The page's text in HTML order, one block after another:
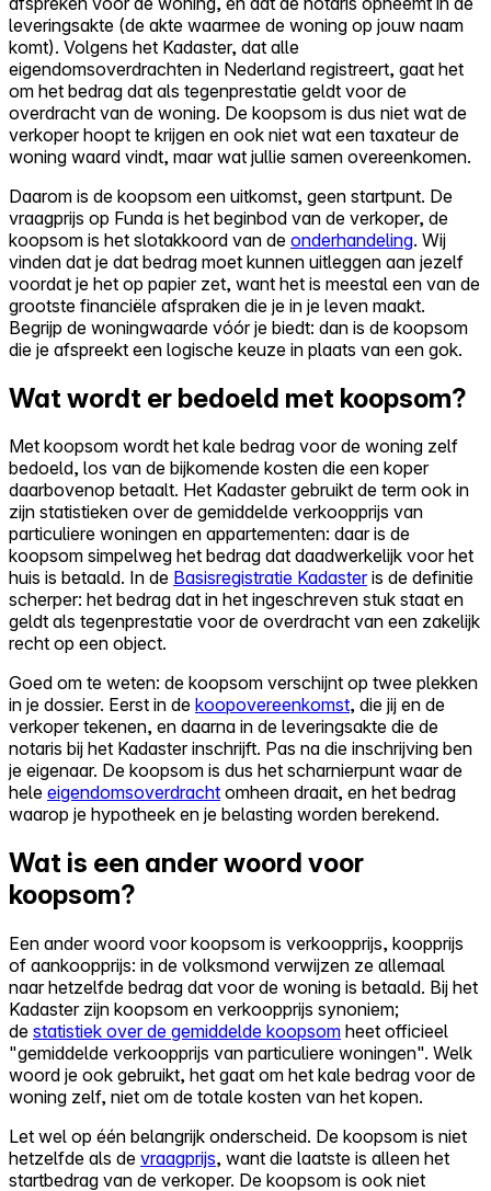
leveringsakte (de akte waarmee de woning op jouw naam
komt). Volgens het Kadaster, dat alle
eigendomsoverdrachten in Nederland registreert, gaat het
om het bedrag dat als tegenprestatie geldt voor de
overdracht van de woning. De koopsom is dus niet wat de
verkoper hoopt te krijgen en ook niet wat een taxateur de
woning waard vindt, maar wat jullie samen overeenkomen.
Daarom is de koopsom een uitkomst, geen startpunt. De
vraagprijs op Funda is het beginbod van de verkoper, de
koopsom is het slotakkoord van de onderhandeling. Wij
vinden dat je dat bedrag moet kunnen uitleggen aan jezelf
voordat je het op papier zet, want het is meestal een van de
grootste financiële afspraken die je in je leven maakt.
Begrijp de woningwaarde vóór je biedt: dan is de koopsom
die je afspreekt een logische keuze in plaats van een gok.
Wat wordt er bedoeld met koopsom?
Met koopsom wordt het kale bedrag voor de woning zelf
bedoeld, los van de bijkomende kosten die een koper
daarbovenop betaalt. Het Kadaster gebruikt de term ook in
zijn statistieken over de gemiddelde verkoopprijs van
particuliere woningen en appartementen: daar is de
koopsom simpelweg het bedrag dat daadwerkelijk voor het
huis is betaald. In de Basisregistratie Kadasteris de definitie
scherper: het bedrag dat in het ingeschreven stuk staat en
geldt als tegenprestatie voor de overdracht van een zakelijk
recht op een object.
Goed om te weten: de koopsom verschijnt op twee plekken
in je dossier. Eerst in de koopovereenkomst, die jij en de
verkoper tekenen, en daarna in de leveringsakte die de
notaris bij het Kadaster inschrijft. Pas na die inschrijving ben
je eigenaar. De koopsom is dus het scharnierpunt waar de
hele eigendomsoverdracht omheen draait, en het bedrag
waarop je hypotheek en je belasting worden berekend.
Wat is een ander woord voor
koopsom?
Een ander woord voor koopsom is verkoopprijs, koopprijs
of aankoopprijs: in de volksmond verwijzen ze allemaal
naar hetzelfde bedrag dat voor de woning is betaald. Bij het
Kadaster zijn koopsom en verkoopprijs synoniem;
de statistiek over de gemiddelde koopsom heet officieel
"gemiddelde verkoopprijs van particuliere woningen". Welk
woord je ook gebruikt, het gaat om het kale bedrag voor de
woning zelf, niet om de totale kosten van het kopen.
Let wel op één belangrijk onderscheid. De koopsom is niet
hetzelfde als de vraagprijs, want die laatste is alleen het
startbedrag van de verkoper. De koopsom is ook niet